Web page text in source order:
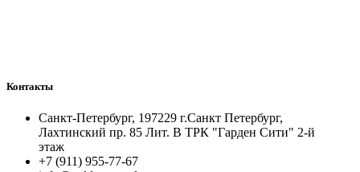
Контакты
Санкт-Петербург, 197229 г.Санкт Петербург,
Лахтинский пр. 85 Лит. B ТРК "Гарден Сити" 2-й
этаж
+7 (911) 955-77-67